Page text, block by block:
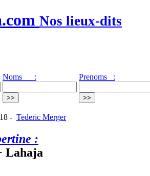
Nos lieux-dits
Noms : Prenoms :
- Tederic Merger
:
Lahaja